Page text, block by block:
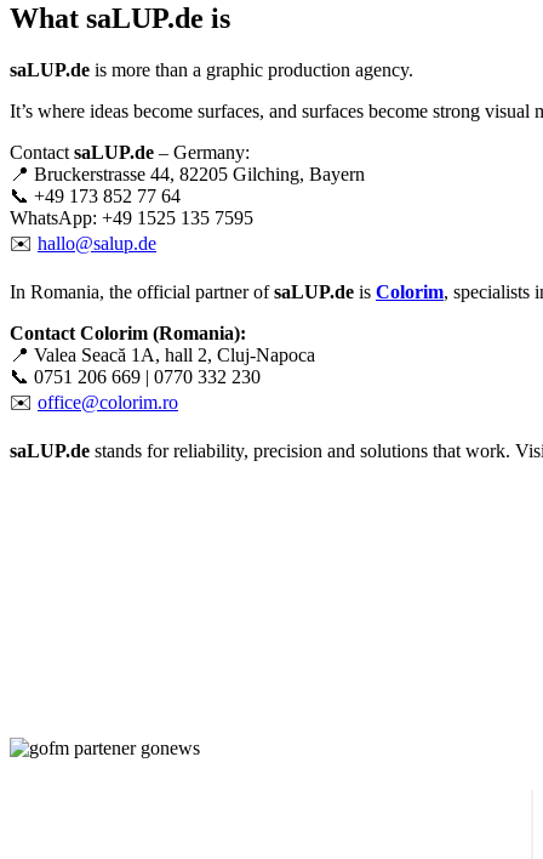
What saLUP.de is
saLUP.de is more than a graphic production agency.
It’s where ideas become surfaces, and surfaces become strong visual
Contact saLUP.de – Germany:
📍 Bruckerstrasse 44, 82205 Gilching, Bayern
📞 +49 173 852 77 64
WhatsApp: +49 1525 135 7595
✉️ hallo@salup.de
In Romania, the official partner ofsaLUP.de is Colorim, specialists
Contact Colorim (Romania):
📍 Valea Seacă 1A, hall 2, Cluj-Napoca
📞 0751 206 669 | 0770 332 230
✉️ office@colorim.ro
saLUP.de stands for reliability, precision and solutions that work.